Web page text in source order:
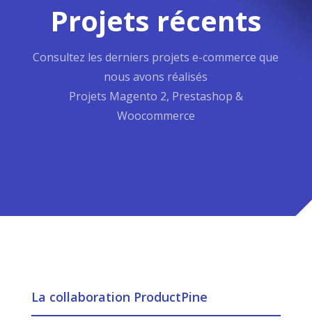
Projets récents
Consultez les derniers projets e-commerce que
nous avons réalisés
Projets Magento 2, Prestashop &
Woocommerce
La collaboration ProductPine